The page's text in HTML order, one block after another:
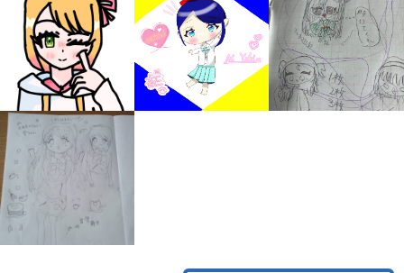
みんなの絵が
見られる
ギャラリー